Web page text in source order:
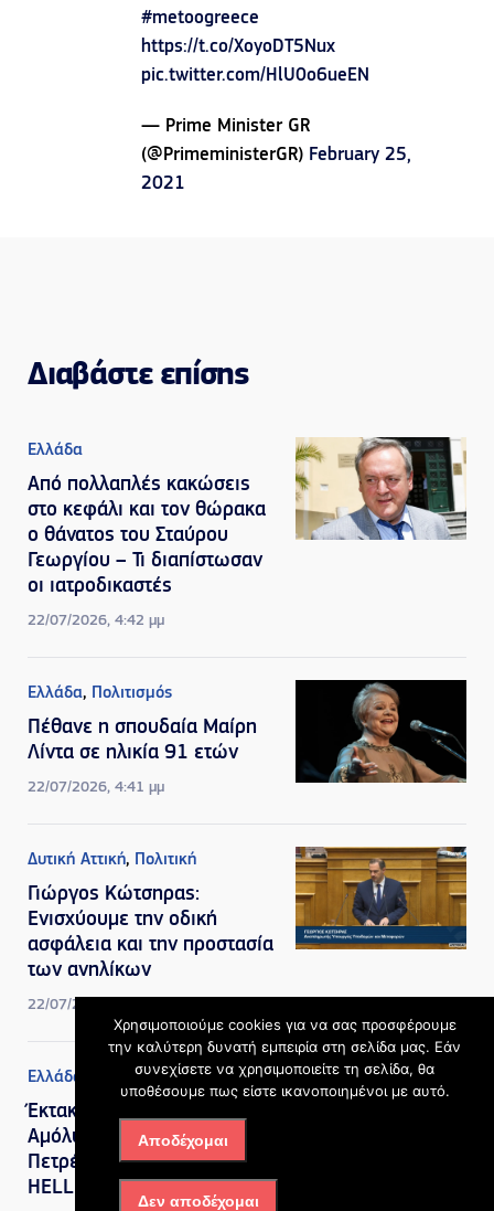
#metoogreece
https://t.co/XoyoDT5Nux
pic.twitter.com/HlU0o6ueEN
— Prime Minister GR
(@PrimeministerGR) February 25,
2021
Διαβάστε επίσης
Ελλάδα
Από πολλαπλές κακώσεις
στο κεφάλι και τον θώρακα
ο θάνατος του Σταύρου
Γεωργίου – Τι διαπίστωσαν
οι ιατροδικαστές
22/07/2026, 4:42 μμ
Ελλάδα, Πολιτισμός
Πέθανε η σπουδαία Μαίρη
Λίντα σε ηλικία 91 ετών
22/07/2026, 4:41 μμ
Δυτική Αττική, Πολιτική
Γιώργος Κώτσηρας:
Ενισχύουμε την οδική
ασφάλεια και την προστασία
των ανηλίκων
22/07/2026, 10:33 πμ
Ελλάδα
Έκτακτη Έκπτωση σε
Αμόλυβδη Βενζίνη και
Πετρέλαιο Κίνησης από την
HELLENiQ ENERGY
Χρησιμοποιούμε cookies για να σας προσφέρουμε
την καλύτερη δυνατή εμπειρία στη σελίδα μας. Εάν
συνεχίσετε να χρησιμοποιείτε τη σελίδα, θα
υποθέσουμε πως είστε ικανοποιημένοι με αυτό.
Αποδέχομαι
Δεν αποδέχομαι